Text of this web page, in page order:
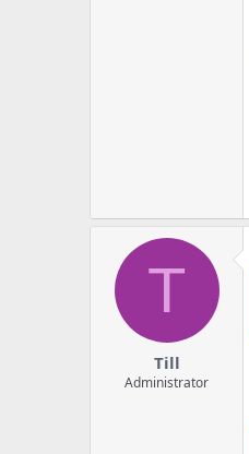
T
Till
Administrator